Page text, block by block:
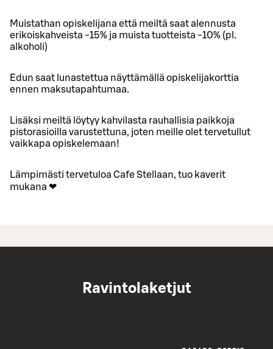
Muistathan opiskelijana että meiltä saat alennusta
erikoiskahveista -15% ja muista tuotteista -10% (pl.
alkoholi)
Edun saat lunastettua näyttämällä opiskelijakorttia
ennen maksutapahtumaa.
Lisäksi meiltä löytyy kahvilasta rauhallisia paikkoja
pistorasioilla varustettuna, joten meille olet tervetullut
vaikkapa opiskelemaan!
Lämpimästi tervetuloa Cafe Stellaan, tuo kaverit
mukana ❤
Ravintolaketjut